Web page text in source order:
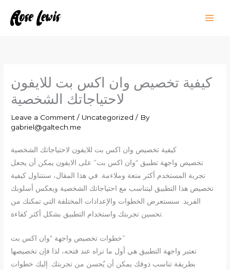
كيفية تخصيص وان اكس بت للايفون
لاحتياجاتك الشخصية
Leave a Comment / Uncategorized / By
gabriel@galtech.me
كيفية تخصيص وان اكس بت للايفون لاحتياجاتك الشخصية
تخصيص واجهة تطبيق “وان اكس بت” على الايفون يمكن أن يجعل
تجربة المستخدم أكثر متعة وملاءمة. في هذا المقال، سنتناول كيفية
تخصيص هذا التطبيق ليتناسب مع احتياجاتك الشخصية ويعكس أسلوبك
الفريد. سنستعرض الخطوات والإعدادات المختلفة التي تمكنك من
خطوات تخصيص واجهة “وان اكس بت”
تعتبر واجهة التطبيق هي أول ما تراه عند فتحه، لذا فإن تخصيصها
بطريقة تناسب ذوقك يمكن أن يُحسن من تجربتك. إليك خطوات